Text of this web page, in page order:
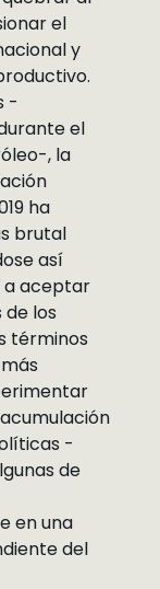
el
y
-
el
, la
ha
brutal
así
a aceptar
los
términos
-
de
en una
del